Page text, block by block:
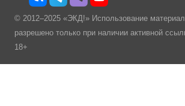
© 2012–2025 «ЭКД!» Использование
разрешено только при наличии активной
18+